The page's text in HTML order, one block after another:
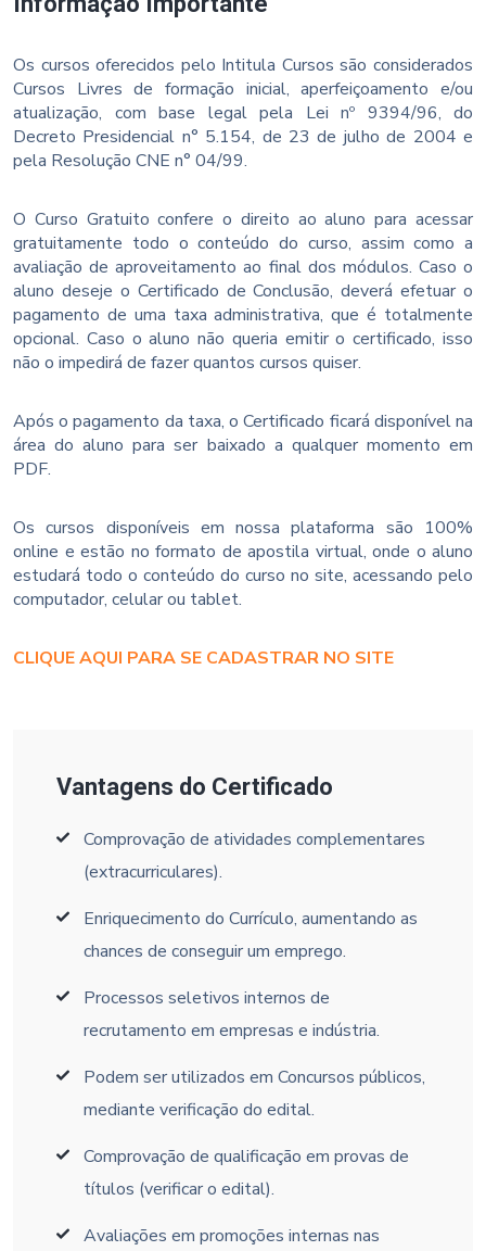
Os cursos oferecidos pelo Intitula Cursos são considerados
Cursos Livres de formação inicial, aperfeiçoamento e/ou
atualização, com base legal pela Lei nº 9394/96, do
Decreto Presidencial n° 5.154, de 23 de julho de 2004 e
pela Resolução CNE n° 04/99.
O Curso Gratuito confere o direito ao aluno para acessar
gratuitamente todo o conteúdo do curso, assim como a
avaliação de aproveitamento ao final dos módulos. Caso o
aluno deseje o Certificado de Conclusão, deverá efetuar o
pagamento de uma taxa administrativa, que é totalmente
opcional. Caso o aluno não queria emitir o certificado, isso
não o impedirá de fazer quantos cursos quiser.
Após o pagamento da taxa, o Certificado ficará disponível na
área do aluno para ser baixado a qualquer momento em
PDF.
Os cursos disponíveis em nossa plataforma são 100%
online e estão no formato de apostila virtual, onde o aluno
estudará todo o conteúdo do curso no site, acessando pelo
computador, celular ou tablet.
CLIQUE AQUI PARA SE CADASTRAR NO SITE
Vantagens do Certificado
Comprovação de atividades complementares
(extracurriculares).
Enriquecimento do Currículo, aumentando as
chances de conseguir um emprego.
Processos seletivos internos de
recrutamento em empresas e indústria.
Podem ser utilizados em Concursos públicos,
mediante verificação do edital.
Comprovação de qualificação em provas de
títulos (verificar o edital).
Avaliações em promoções internas nas